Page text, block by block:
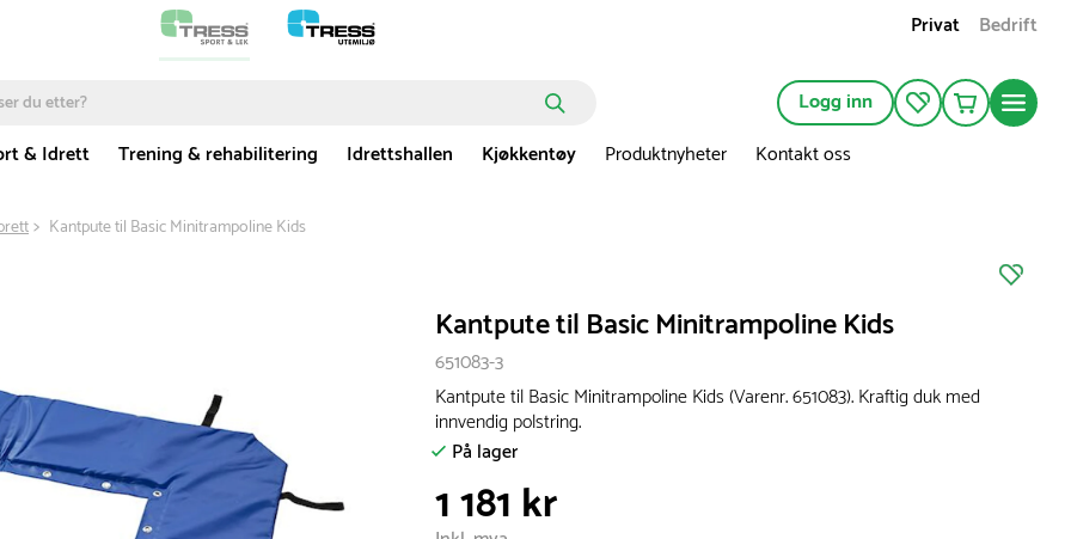
Privat Bedrift
Logg inn
& Idrett Trening & rehabilitering Idrettshallen Kjøkkentøy Produktnyheter Kontakt oss
Kantpute til Basic Minitrampoline Kids
Kantpute til Basic Minitrampoline Kids
651083-3
Kantpute til Basic Minitrampoline Kids (Varenr. 651083). Kraftig duk med
innvendig polstring.
På lager
1 181 kr